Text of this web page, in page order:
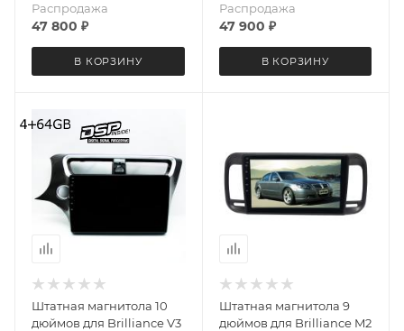
Распродажа
47 800 ₽
В КОРЗИНУ
Распродажа
47 900 ₽
В КОРЗИНУ
Штатная магнитола 10
дюймов для Brilliance V3
Штатная магнитола 9
дюймов для Brilliance M2